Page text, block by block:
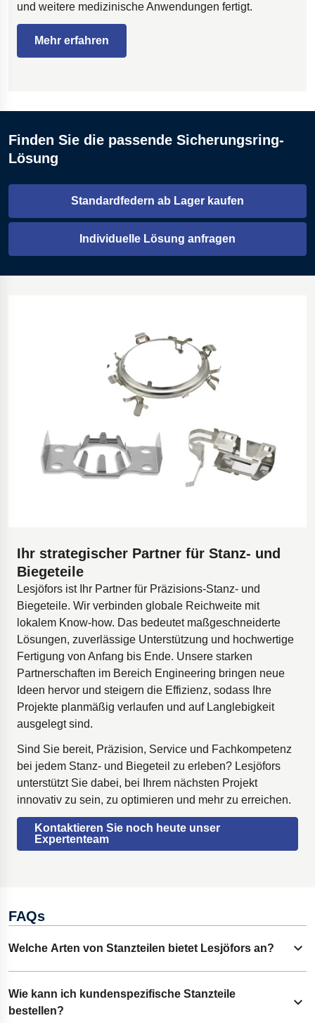
und weitere medizinische Anwendungen fertigt.
Mehr erfahren
Finden Sie die passende Sicherungsring-
Lösung
Standardfedern ab Lager kaufen
Öffnet in einem neuen Tab
Individuelle Lösung anfragen
Ihr strategischer Partner für Stanz- und
Biegeteile
Lesjöfors ist Ihr Partner für Präzisions-Stanz- und
Biegeteile. Wir verbinden globale Reichweite mit
lokalem Know-how. Das bedeutet maßgeschneiderte
Lösungen, zuverlässige Unterstützung und hochwertige
Fertigung von Anfang bis Ende. Unsere starken
Partnerschaften im Bereich Engineering bringen neue
Ideen hervor und steigern die Effizienz, sodass Ihre
Projekte planmäßig verlaufen und auf Langlebigkeit
ausgelegt sind.
Sind Sie bereit, Präzision, Service und Fachkompetenz
bei jedem Stanz- und Biegeteil zu erleben? Lesjöfors
unterstützt Sie dabei, bei Ihrem nächsten Projekt
innovativ zu sein, zu optimieren und mehr zu erreichen.
Kontaktieren Sie noch heute unser
Expertenteam
FAQs
Welche Arten von Stanzteilen bietet Lesjöfors an?
Inhalt erweitern
Wir bieten eine breite Palette an Stanz- und Biegeteilen, die
auf Ihre Bedürfnisse zugeschnitten sind. Dazu gehören
Wie kann ich kundenspezifische Stanzteile
bestellen?
Inhalt erweitern